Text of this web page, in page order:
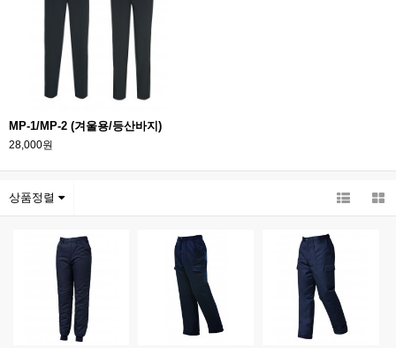
MP-1/MP-2 (겨울용/등산바지)
28,000원
상품정렬